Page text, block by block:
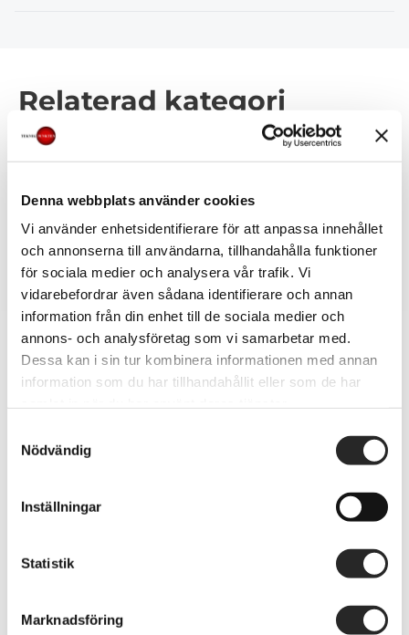
Denna webbplats använder cookies
Vi använder enhetsidentifierare för att anpassa innehållet
och annonserna till användarna, tillhandahålla funktioner
för sociala medier och analysera vår trafik. Vi
vidarebefordrar även sådana identifierare och annan
information från din enhet till de sociala medier och
annons- och analysföretag som vi samarbetar med.
Dessa kan i sin tur kombinera informationen med annan
information som du har tillhandahållit eller som de har
Nödvändig
Inställningar
Statistik
Marknadsföring
Relaterad kategori
laga ipad - glas/skärmbyte
Kort väntetid
glas / skärmbyte på ipad 2-3 timmar.